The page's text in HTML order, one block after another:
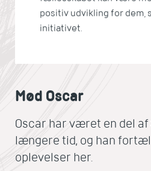
positiv udvikling for dem,
initiativet.
Mød Oscar
Oscar har været en del
længere tid, og han
oplevelser her.